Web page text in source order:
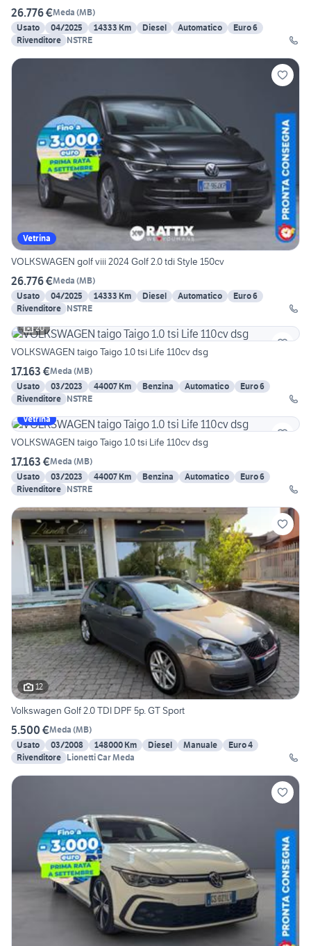
26.776 €Meda (MB)
Usato
04/2025 14333 Km Diesel Automatico
Euro 6
Rivenditore NSTRE
Vetrina
VOLKSWAGEN golf viii 2024 Golf 2.0 tdi Style 150cv
26.776 €Meda (MB)
Usato
04/2025 14333 Km Diesel Automatico
Euro 6
Rivenditore NSTRE
20
VOLKSWAGEN taigo Taigo 1.0 tsi Life 110cv dsg
17.163 €Meda (MB)
Usato
03/2023 44007 Km Benzina Automatico
Euro 6
Rivenditore NSTRE
Vetrina
VOLKSWAGEN taigo Taigo 1.0 tsi Life 110cv dsg
17.163 €Meda (MB)
Usato
03/2023 44007 Km Benzina Automatico
Euro 6
Rivenditore NSTRE
12
Volkswagen Golf 2.0 TDI DPF 5p. GT Sport
5.500 €Meda (MB)
Usato
03/2008 148000 Km Diesel Manuale
Euro 4
Rivenditore Lionetti Car Meda